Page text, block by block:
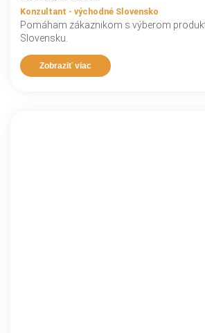
Konzultant - východné Slovensko
Pomáham zákaznikom s výberom
Slovensku.
Zobraziť viac